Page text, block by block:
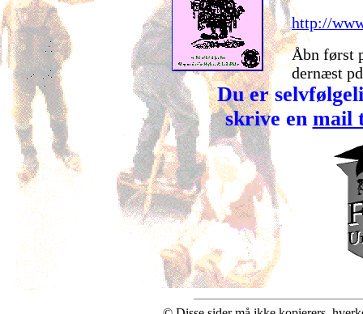
http://
Åbn først
dernæst
Du er
skrive en mail